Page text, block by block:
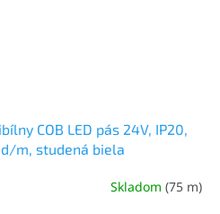
COB LED pás 24V, IP20,
m, studená biela
Skladom (75 m)